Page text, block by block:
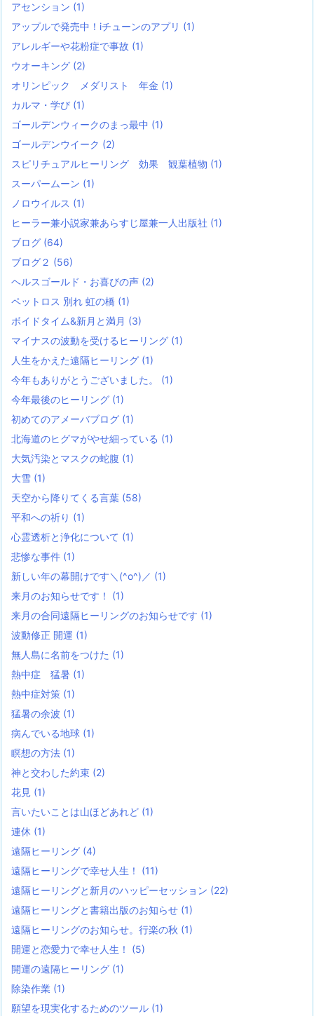
アセンション (1)
アップルで発売中！iチューンのアプリ (1)
アレルギーや花粉症で事故 (1)
ウオーキング (2)
オリンピック メダリスト 年金 (1)
カルマ・学び (1)
ゴールデンウィークのまっ最中 (1)
ゴールデンウイーク (2)
スピリチュアルヒーリング 効果 観葉植物 (1)
スーパームーン (1)
ノロウイルス (1)
ヒーラー兼小説家兼あらすじ屋兼一人出版社 (1)
ブログ (64)
ブログ２ (56)
ヘルスゴールド・お喜びの声 (2)
ペットロス 別れ 虹の橋 (1)
ボイドタイム&新月と満月 (3)
マイナスの波動を受けるヒーリング (1)
人生をかえた遠隔ヒーリング (1)
今年もありがとうございました。 (1)
今年最後のヒーリング (1)
初めてのアメーバブログ (1)
北海道のヒグマがやせ細っている (1)
大気汚染とマスクの蛇腹 (1)
大雪 (1)
天空から降りてくる言葉 (58)
平和への祈り (1)
心霊透析と浄化について (1)
悲惨な事件 (1)
新しい年の幕開けです＼(^o^)／ (1)
来月のお知らせです！ (1)
来月の合同遠隔ヒーリングのお知らせです (1)
波動修正 開運 (1)
無人島に名前をつけた (1)
熱中症 猛暑 (1)
熱中症対策 (1)
猛暑の余波 (1)
病んでいる地球 (1)
瞑想の方法 (1)
神と交わした約束 (2)
花見 (1)
言いたいことは山ほどあれど (1)
連休 (1)
遠隔ヒーリング (4)
遠隔ヒーリングで幸せ人生！ (11)
遠隔ヒーリングと新月のハッピーセッション (22)
遠隔ヒーリングと書籍出版のお知らせ (1)
遠隔ヒーリングのお知らせ。行楽の秋 (1)
開運と恋愛力で幸せ人生！ (5)
開運の遠隔ヒーリング (1)
除染作業 (1)
願望を現実化するためのツール (1)